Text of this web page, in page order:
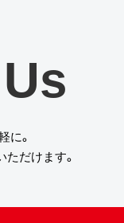
に。
だけます。